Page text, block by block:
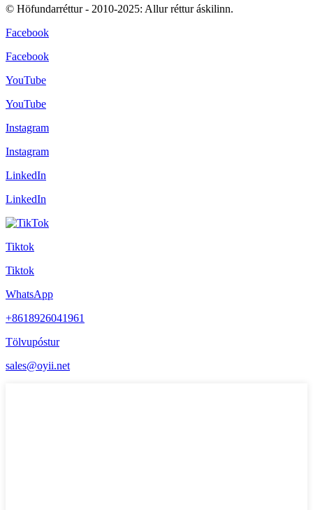
© Höfundarréttur - 2010-2025: Allur réttur áskilinn.
Facebook
Facebook
YouTube
YouTube
Instagram
Instagram
LinkedIn
LinkedIn
Tiktok
Tiktok
WhatsApp
+8618926041961
Tölvupóstur
sales@oyii.net